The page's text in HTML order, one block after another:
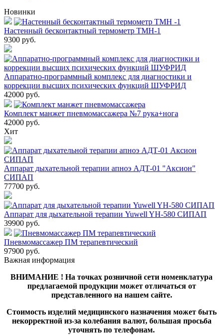
Новинки
Настенный бесконтактный термометр ТМН-1
9300 руб.
Аппаратно-программный комплекс для диагностики и
коррекции высших психических функций ШУФРИД
42000 руб.
Комплект манжет пневмомассажера №7 рука+нога
42000 руб.
Хит
Аппарат дыхательной терапии апноэ АДТ-01 "Аксион"
СИПАП
77700 руб.
Аппарат для дыхательной терапии Yuwell YH-580 СИПАП
39900 руб.
Пневмомассажер ПМ терапевтический
97900 руб.
Важная информация
ВНИМАНИЕ ! На точках розничной сети номенклатура
предлагаемой продукции может отличаться от
представленного на нашем сайте.
Стоимость изделий медицинского назначения может быть
некорректной из-за колебания валют, большая просьба
уточнять по телефонам.